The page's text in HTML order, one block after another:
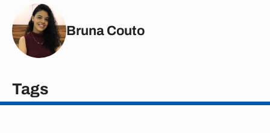
Bruna Couto
Tags